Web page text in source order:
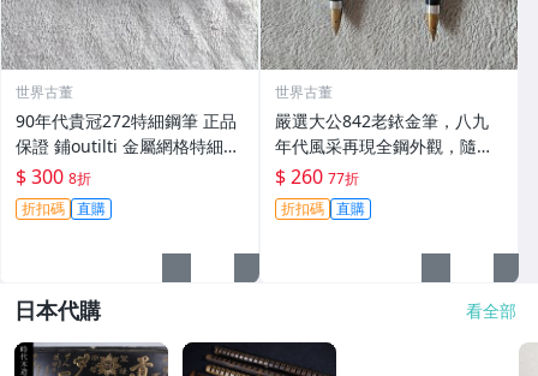
世界古董
90年代貴冠272特細鋼筆 正品
保證 鋪outilti 金屬網格特細筆
尖書寫順滑 古典美雅 貴冠272
特細鋼筆 鋪outilti 金屬網格
細筆尖 9
$ 300 8折
折扣碼 直購
世界古董
嚴選大公842老銥金筆，八九
年代風采再現全鋼外觀，隨機
附送兩種筆夾。全新未使用，
保存極佳。 842老鋼筆 全鋼金
筆 未用過墨水
$ 260 77折
折扣碼 直購
日本代購 看全部